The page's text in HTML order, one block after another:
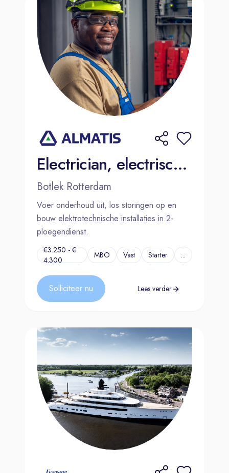
Electrician, electrische (storings)monteur
Botlek Rotterdam
Voer onderhoud uit, los storingen op en
bouw elektrotechnische installaties in 2-
ploegendienst.
€3.250 - €
4.300
MBO Vast Starter ...
Solliciteer nu Lees verder